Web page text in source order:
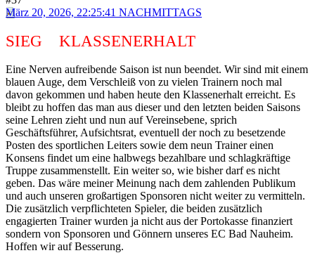
März 20, 2026, 22:25:41 NACHMITTAGS
SIEG KLASSENERHALT
Eine Nerven aufreibende Saison ist nun beendet. Wir sind mit einem
blauen Auge, dem Verschleiß von zu vielen Trainern noch mal
davon gekommen und haben heute den Klassenerhalt erreicht. Es
bleibt zu hoffen das man aus dieser und den letzten beiden Saisons
seine Lehren zieht und nun auf Vereinsebene, sprich
Geschäftsführer, Aufsichtsrat, eventuell der noch zu besetzende
Posten des sportlichen Leiters sowie dem neun Trainer einen
Konsens findet um eine halbwegs bezahlbare und schlagkräftige
Truppe zusammenstellt. Ein weiter so, wie bisher darf es nicht
geben. Das wäre meiner Meinung nach dem zahlenden Publikum
und auch unseren großartigen Sponsoren nicht weiter zu vermitteln.
Die zusätzlich verpflichteten Spieler, die beiden zusätzlich
engagierten Trainer wurden ja nicht aus der Portokasse finanziert
sondern von Sponsoren und Gönnern unseres EC Bad Nauheim.
Hoffen wir auf Besserung.